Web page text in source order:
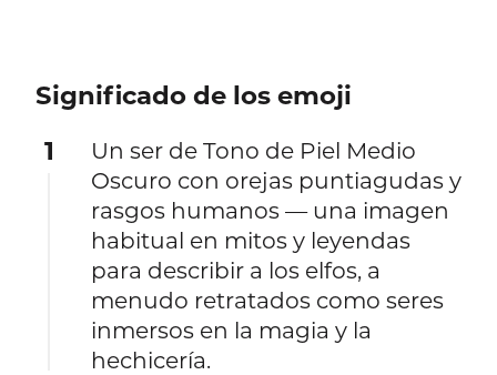
Significado de los emoji
1
Un ser de Tono de Piel Medio
Oscuro con orejas puntiagudas y
rasgos humanos — una imagen
habitual en mitos y leyendas
para describir a los elfos, a
menudo retratados como seres
inmersos en la magia y la
hechicería.